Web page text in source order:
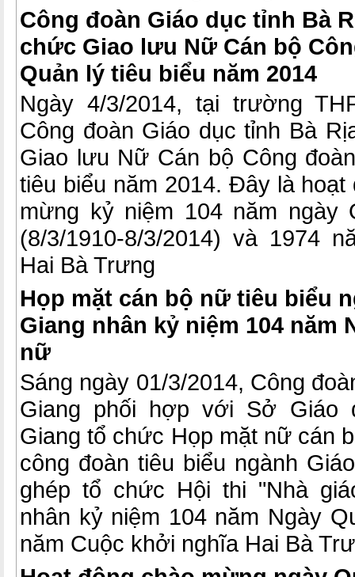
Công đoàn Giáo dục tỉnh Bà
chức Giao lưu Nữ Cán bộ
Quản lý tiêu biểu năm 2014
Ngày 4/3/2014, tại trường
Công đoàn Giáo dục tỉnh Bà
Giao lưu Nữ Cán bộ Công
tiêu biểu năm 2014. Đây là
mừng kỷ niệm 104 năm ngày
(8/3/1910-8/3/2014) và 1974
Hai Bà Trưng
Họp mặt cán bộ nữ tiêu biểu
Giang nhân kỷ niệm 104 năm
nữ
Sáng ngày 01/3/2014, Công
Giang phối hợp với Sở Giáo
Giang tổ chức Họp mặt nữ cán
công đoàn tiêu biểu ngành
ghép tổ chức Hội thi "Nhà
nhân kỷ niệm 104 năm Ngày
năm Cuộc khởi nghĩa Hai Bà